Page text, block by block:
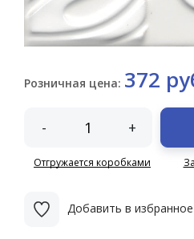
Розничная цена: 372
- +
Отгружается коробками
Добавить в избранное